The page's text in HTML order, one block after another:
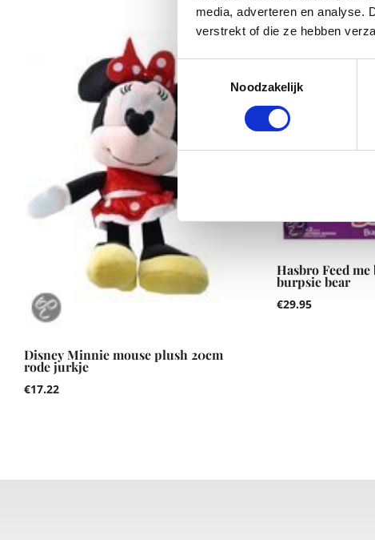
media, adverteren en analyse.
verstrekt of die ze hebben
Noodzakelijk
Disney Minnie mouse plush 20cm
rode jurkje
€17.22
Hasbro Feed
burpsie bear
€29.95